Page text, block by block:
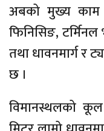
अबको मुख्य काम
फिनिसिङ,
तथा धावनमार्ग र
छ ।
विमानस्थलको